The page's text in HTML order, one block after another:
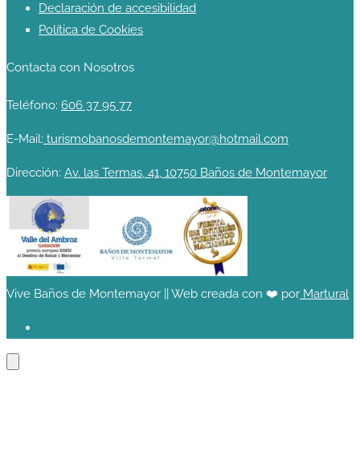
Declaración de accesibilidad
Política de Cookies
Contacta con Nosotros
Teléfono: 606 37 95 77
E-Mail: turismobanosdemontemayor@hotmail.com
Dirección: Av. las Termas, 41, 10750 Baños de Montemayor
Vive Baños de Montemayor || Web creada con ❤️ por Martural